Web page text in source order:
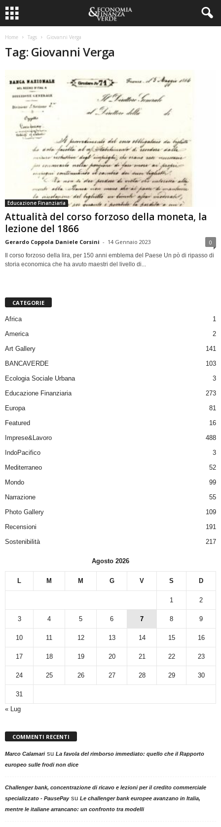
Home Tags Giovanni Verga
Tag: Giovanni Verga
Educazione Finanziaria
Attualità del corso forzoso della moneta, la
lezione del 1866
Gerardo Coppola Daniele Corsini - 14 Gennaio 2023 0
Il corso forzoso della lira, per 150 anni emblema del Paese Un pò di ripasso di
storia economica che ha avuto maestri del livello di...
CATEGORIE
Africa
1
America
2
Art Gallery
141
BANCAVERDE
103
Ecologia Sociale Urbana
3
Educazione Finanziaria
273
Europa
81
Featured
16
Imprese&Lavoro
488
IndoPacifico
3
Mediterraneo
52
Mondo
99
Narrazione
55
Photo Gallery
109
Recensioni
191
Sostenibilità
217
Agosto 2026
L M M G V S D
1 2
3 4 5 6 7 8 9
10 11 12 13 14 15 16
17 18 19 20 21 22 23
24 25 26 27 28 29 30
31
« Lug
COMMENTI RECENTI
Marco Calamarisu La favola del rimborso immediato: quello che il Rapporto
europeo sulle frodi non dice
Challenger bank, concentrazione di ricavo e lezioni per il credito commerciale
specializzato - PausePaysu Le challenger bank europee avanzano in Italia,
mentre le italiane arrancano: un confronto tra modelli